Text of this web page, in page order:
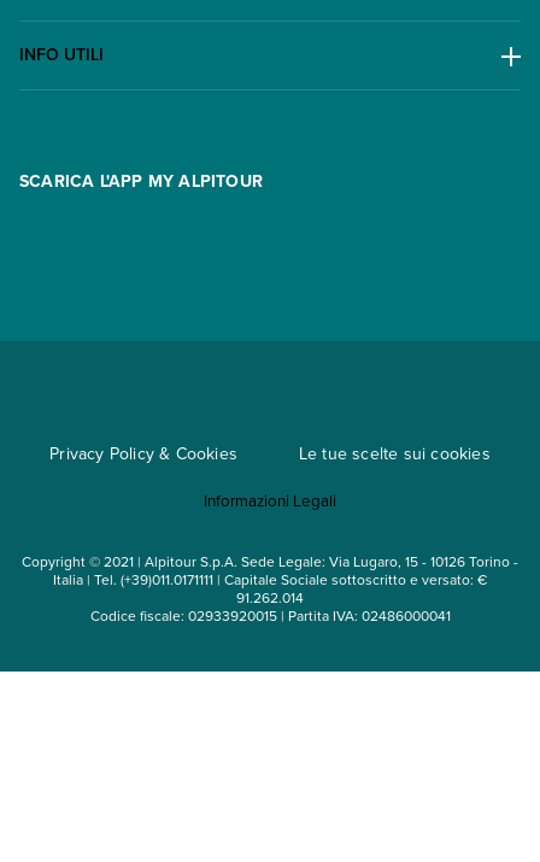
Lavora con noi
Contatti
Assicurazioni
Escursioni
INFO UTILI
FAQ
Condizioni generali di contratto
Mappa del sito
SCARICA L'APP MY ALPITOUR
Privacy Policy & Cookies Le tue scelte sui cookies
Informazioni Legali
Copyright © 2021 | Alpitour S.p.A. Sede Legale: Via Lugaro, 15 - 10126 Torino -
Italia | Tel. (+39)011.0171111 | Capitale Sociale sottoscritto e versato: €
91.262.014
Codice fiscale: 02933920015 | Partita IVA: 02486000041